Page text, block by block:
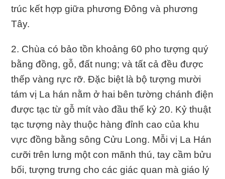
trúc kết hợp giữa phương Đông và phương
Tây.
2. Chùa có bảo tồn khoảng 60 pho tượng quý
bằng đồng, gỗ, đất nung; và tất cả đều được
thếp vàng rực rỡ. Đặc biệt là bộ tượng mười
tám vị La hán nằm ở hai bên tường chánh điện
được tạc từ gỗ mít vào đầu thế kỷ 20. Kỷ thuật
tạc tượng này thuộc hàng đỉnh cao của khu
vực đồng bằng sông Cửu Long. Mỗi vị La Hán
cưỡi trên lưng một con mãnh thú, tay cầm bửu
bối, tượng trưng cho các giác quan mà giáo lý